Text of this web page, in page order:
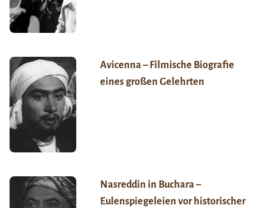
Avicenna – Filmische Biografie
eines großen Gelehrten
Nasreddin in Buchara –
Eulenspiegeleien vor historischer